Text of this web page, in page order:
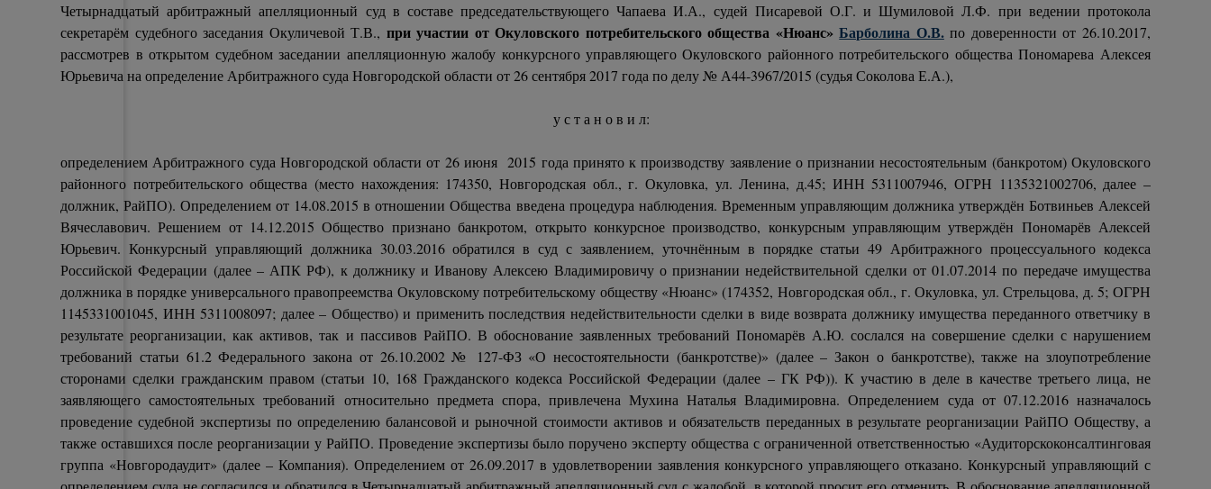
Четырнадцатый арбитражный апелляционный суд в составе председательствующего Чапаева И.А., судей Писаревой О.Г. и Шумиловой Л.Ф. при ведении протокола
секретарём судебного заседания Окуличевой Т.В., при участии от Окуловского потребительского общества «Нюанс»Барболина О.В.по доверенности от 26.10.2017,
рассмотрев в открытом судебном заседании апелляционную жалобу конкурсного управляющего Окуловского районного потребительского общества Пономарева Алексея
Юрьевича на определение Арбитражного суда Новгородской области от 26 сентября 2017 года по делу № А44-3967/2015 (судья Соколова Е.А.),
у с т а н о в и л:
определением Арбитражного суда Новгородской области от 26 июня 2015 года принято к производству заявление о признании несостоятельным (банкротом) Окуловского
районного потребительского общества (место нахождения: 174350, Новгородская обл., г. Окуловка, ул. Ленина, д.45; ИНН 5311007946, ОГРН 1135321002706, далее –
должник, РайПО). Определением от 14.08.2015 в отношении Общества введена процедура наблюдения. Временным управляющим должника утверждён Ботвиньев Алексей
Вячеславович. Решением от 14.12.2015 Общество признано банкротом, открыто конкурсное производство, конкурсным управляющим утверждён Пономарёв Алексей
Юрьевич. Конкурсный управляющий должника 30.03.2016 обратился в суд с заявлением, уточнённым в порядке статьи 49 Арбитражного процессуального кодекса
Российской Федерации (далее – АПК РФ), к должнику и Иванову Алексею Владимировичу о признании недействительной сделки от 01.07.2014 по передаче имущества
должника в порядке универсального правопреемства Окуловскому потребительскому обществу «Нюанс» (174352, Новгородская обл., г. Окуловка, ул. Стрельцова, д. 5; ОГРН
1145331001045, ИНН 5311008097; далее – Общество) и применить последствия недействительности сделки в виде возврата должнику имущества переданного ответчику в
результате реорганизации, как активов, так и пассивов РайПО. В обоснование заявленных требований Пономарёв А.Ю. сослался на совершение сделки с нарушением
требований статьи 61.2 Федерального закона от 26.10.2002 № 127-ФЗ «О несостоятельности (банкротстве)» (далее – Закон о банкротстве), также на злоупотребление
сторонами сделки гражданским правом (статьи 10, 168 Гражданского кодекса Российской Федерации (далее – ГК РФ)). К участию в деле в качестве третьего лица, не
заявляющего самостоятельных требований относительно предмета спора, привлечена Мухина Наталья Владимировна. Определением суда от 07.12.2016 назначалось
проведение судебной экспертизы по определению балансовой и рыночной стоимости активов и обязательств переданных в результате реорганизации РайПО Обществу, а
также оставшихся после реорганизации у РайПО. Проведение экспертизы было поручено эксперту общества с ограниченной ответственностью «Аудиторскоконсалтинговая
группа «Новгородаудит» (далее – Компания). Определением от 26.09.2017 в удовлетворении заявления конкурсного управляющего отказано. Конкурсный управляющий с